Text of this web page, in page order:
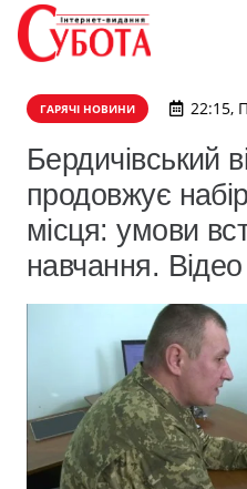
ГАРЯЧІ НОВИНИ 22:15,
Бердичівський
продовжує
місця: умови
навчання. Відео